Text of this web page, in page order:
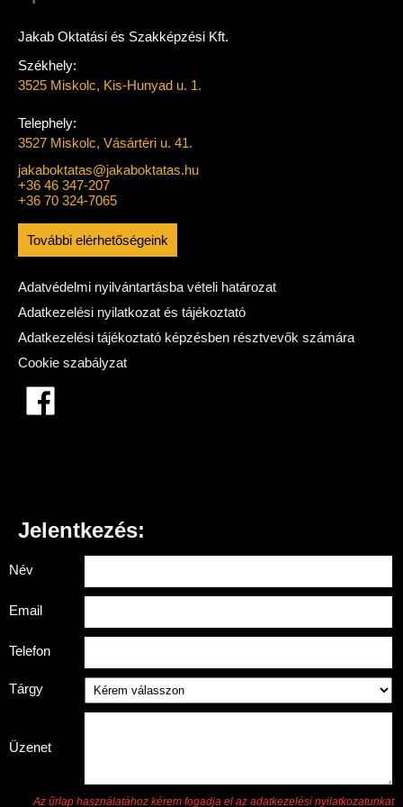
Jakab Oktatási és Szakképzési Kft.
Székhely:
3525 Miskolc, Kis-Hunyad u. 1.
Telephely:
3527 Miskolc, Vásártéri u. 41.
jakaboktatas@jakaboktatas.hu
+36 46 347-207
+36 70 324-7065
További elérhetőségeink
Adatvédelmi nyilvántartásba vételi határozat
Adatkezelési nyilatkozat és tájékoztató
Adatkezelési tájékoztató képzésben résztvevők számára
Cookie szabályzat
Jelentkezés:
Név
Email
Telefon
Tárgy
Üzenet
Az űrlap használatához kérem fogadja el az adatkezelési nyilatkozatunkat